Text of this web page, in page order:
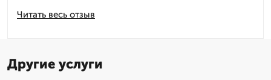
Читать весь отзыв
Другие услуги